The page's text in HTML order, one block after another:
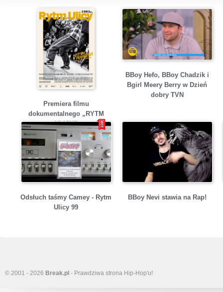
Premiera filmu
dokumentalnego „RYTM
ULICY”
BBoy Hefo, BBoy Chadzik i
Bgirl Meery Berry w Dzień
dobry TVN
Odsłuch taśmy Camey - Rytm
Ulicy 99
BBoy Nevi stawia na Rap!
© 2001 - 2026 Break.pl - Prawdziwa strona Hip-Hop'u!